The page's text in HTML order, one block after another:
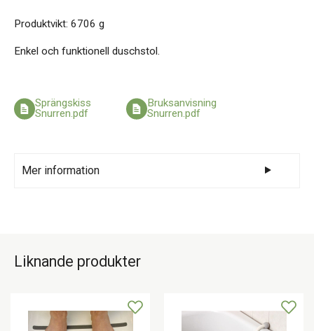
Produktvikt: 6706 g
Enkel och funktionell duschstol.
Sprängskiss
Snurren.pdf
Bruksanvisning
Snurren.pdf
Mer information
pulverlack. Stolen spärras automatiskt var
90:e grad med en spärr som man lätt frigör
Spaken går lätt att flytta från höger till
vänster sida. Sits och rygg är tillverkade i
Liknande produkter